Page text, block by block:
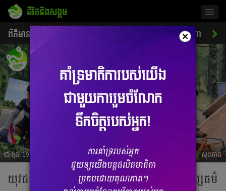
ជីវិតនិងសង្គម
ព័ត៌មាន សេដ្ឋកិច្ច ស្នេហា
ពុធ, 19 កក្កដា 2023 04:38 សុខភាព
យុវជន ទីវ តារារិទ្ធ កំពុងបំពេញបេសកកម្មមនុស្សធម៌
×